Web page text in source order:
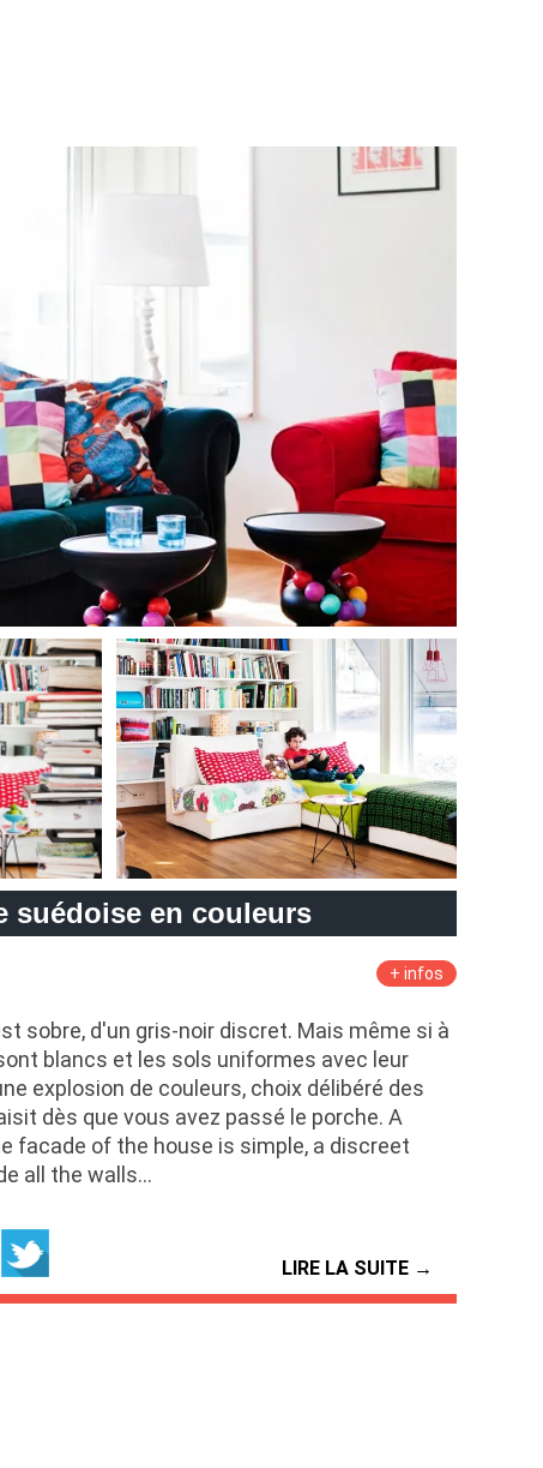
suédoise en couleurs
+ infos
sobre, d'un gris-noir discret. Mais même si à
blancs et les sols uniformes avec leur
explosion de couleurs, choix délibéré des
dès que vous avez passé le porche. A
facade of the house is simple, a discreet
all the walls…
LIRE LA SUITE →